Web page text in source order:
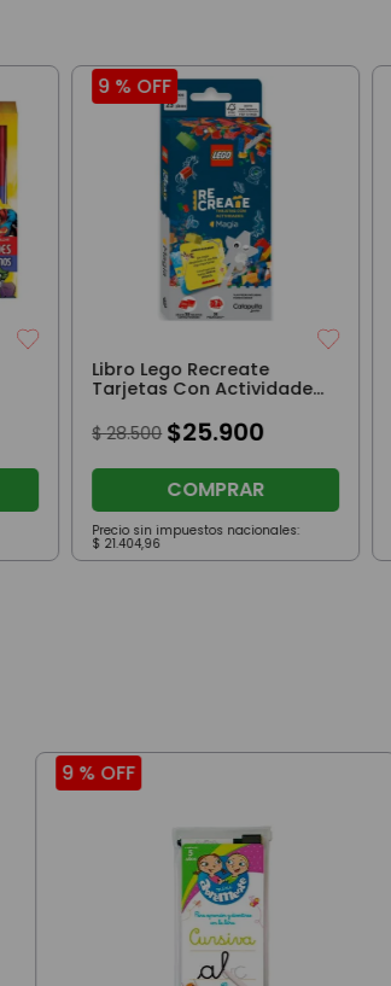
9 % OFF
Libro Lego Recreate
Tarjetas Con Actividades
$ 28.500 $25.900
COMPRAR
Precio sin impuestos nacionales:
$ 21.404,96
9 %OFF